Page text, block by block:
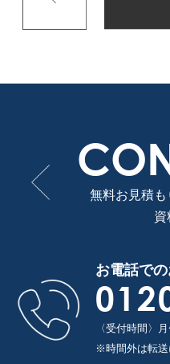
無料お見積も
資
お電話で
〈受付時間〉
※時間外は転送